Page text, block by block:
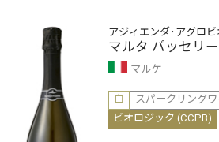
アジィエンダ･アグロ
ニ
マルタ パッセリ
マルケ
白
スパークリング
ビオロジック (CCPB)